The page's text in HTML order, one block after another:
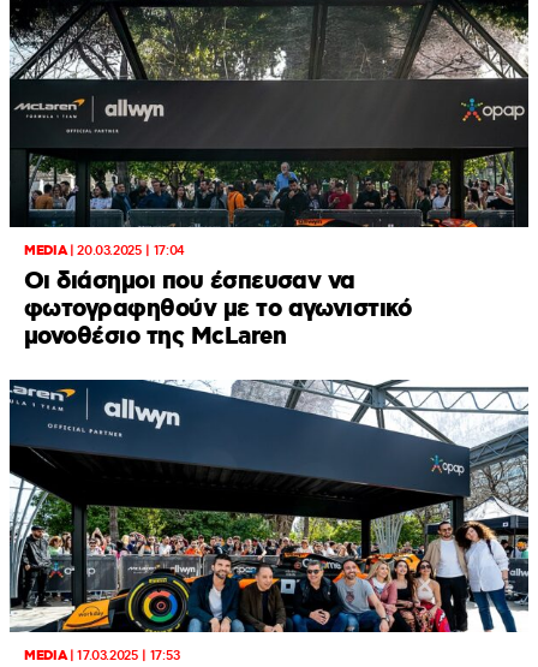
MEDIA|20.03.2025 | 17:04
Οι διάσημοι που έσπευσαν να
φωτογραφηθούν με το αγωνιστικό
μονοθέσιο της McLaren
MEDIA|17.03.2025 | 17:53